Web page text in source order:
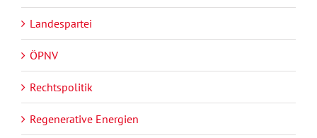
Landespartei
ÖPNV
Rechtspolitik
Regenerative Energien